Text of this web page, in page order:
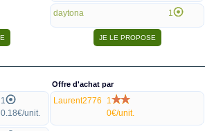
daytona 1
1
0.18€/unit.
Offre d'achat par
Laurent2776
1
0€/unit.